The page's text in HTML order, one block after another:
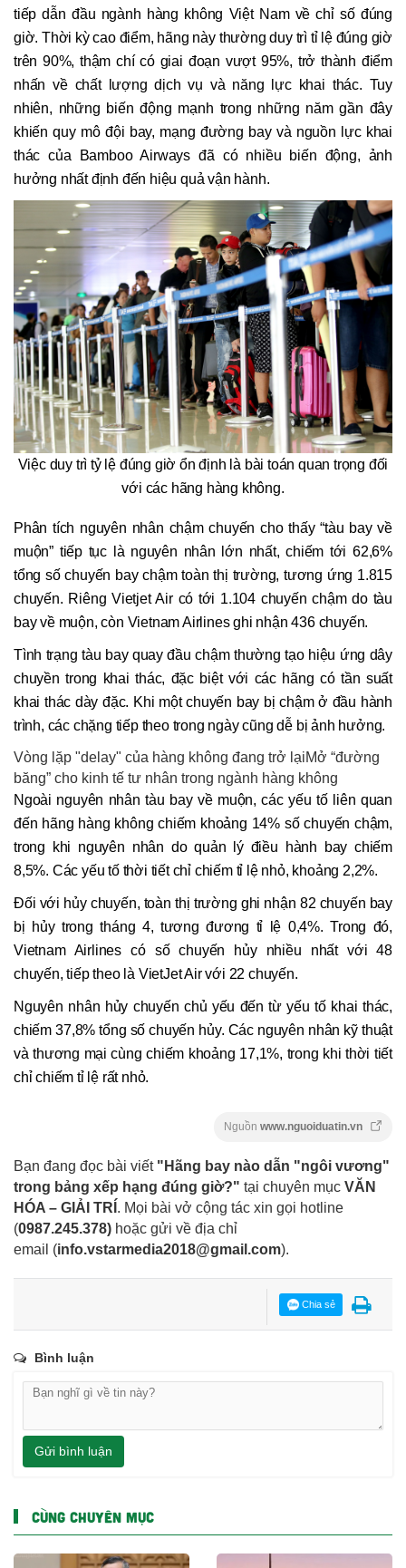
tiếp dẫn đầu ngành hàng không Việt Nam về chỉ số đúng
giờ. Thời kỳ cao điểm, hãng này thường duy trì tỉ lệ đúng giờ
trên 90%, thậm chí có giai đoạn vượt 95%, trở thành điểm
nhấn về chất lượng dịch vụ và năng lực khai thác. Tuy
nhiên, những biến động mạnh trong những năm gần đây
khiến quy mô đội bay, mạng đường bay và nguồn lực khai
thác của Bamboo Airways đã có nhiều biến động, ảnh
hưởng nhất định đến hiệu quả vận hành.
Việc duy trì tỷ lệ đúng giờ ổn định là bài toán quan trọng đối
với các hãng hàng không.
Phân tích nguyên nhân chậm chuyến cho thấy “tàu bay về
muộn” tiếp tục là nguyên nhân lớn nhất, chiếm tới 62,6%
tổng số chuyến bay chậm toàn thị trường, tương ứng 1.815
chuyến. Riêng Vietjet Air có tới 1.104 chuyến chậm do tàu
bay về muộn, còn Vietnam Airlines ghi nhận 436 chuyến.
Tình trạng tàu bay quay đầu chậm thường tạo hiệu ứng dây
chuyền trong khai thác, đặc biệt với các hãng có tần suất
khai thác dày đặc. Khi một chuyến bay bị chậm ở đầu hành
trình, các chặng tiếp theo trong ngày cũng dễ bị ảnh hưởng.
Vòng lặp "delay" của hàng không đang trở lạiMở “đường
băng” cho kinh tế tư nhân trong ngành hàng không
Ngoài nguyên nhân tàu bay về muộn, các yếu tố liên quan
đến hãng hàng không chiếm khoảng 14% số chuyến chậm,
trong khi nguyên nhân do quản lý điều hành bay chiếm
8,5%. Các yếu tố thời tiết chỉ chiếm tỉ lệ nhỏ, khoảng 2,2%.
Đối với hủy chuyến, toàn thị trường ghi nhận 82 chuyến bay
bị hủy trong tháng 4, tương đương tỉ lệ 0,4%. Trong đó,
Vietnam Airlines có số chuyến hủy nhiều nhất với 48
chuyến, tiếp theo là VietJet Air với 22 chuyến.
Nguyên nhân hủy chuyến chủ yếu đến từ yếu tố khai thác,
chiếm 37,8% tổng số chuyến hủy. Các nguyên nhân kỹ thuật
và thương mại cùng chiếm khoảng 17,1%, trong khi thời tiết
chỉ chiếm tỉ lệ rất nhỏ.
Nguồn www.nguoiduatin.vn
Bạn đang đọc bài viết "Hãng bay nào dẫn "ngôi vương"
trong bảng xếp hạng đúng giờ?" tại chuyên mục VĂN
HÓA – GIẢI TRÍ . Mọi bài vở cộng tác xin gọi hotline
(0987.245.378) hoặc gửi về địa chỉ
email (info.vstarmedia2018@gmail.com).
Chia sẻ
Bình luận
Gửi bình luận
CÙNG CHUYÊN MỤC